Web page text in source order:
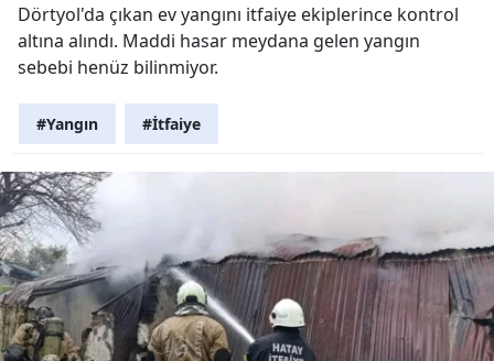
Dörtyol'da çıkan ev yangını itfaiye ekiplerince kontrol
altına alındı. Maddi hasar meydana gelen yangın
sebebi henüz bilinmiyor.
#Yangın #İtfaiye